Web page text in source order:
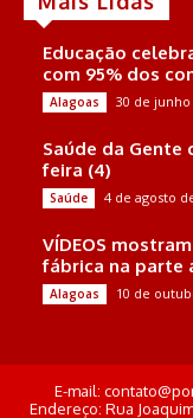
Educação
com 95% dos
Alagoas 30 de junho
Saúde da Gente
feira (4)
Saúde 4 de agosto
VÍDEOS
fábrica na parte
Alagoas 10 de
E-mail:
Endereço: Rua Joaquim